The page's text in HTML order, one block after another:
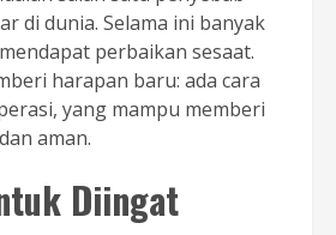
di dunia. Selama ini banyak
perbaikan sesaat.
harapan baru: ada cara
yang mampu memberi
aman.
Diingat